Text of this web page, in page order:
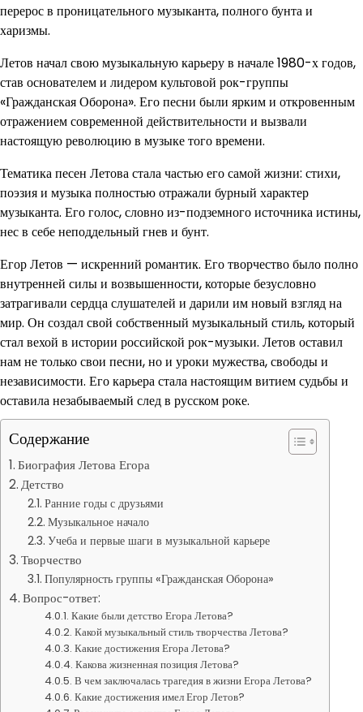
перерос в проницательного музыканта, полного бунта и
харизмы.
Летов начал свою музыкальную карьеру в начале 1980-х годов,
став основателем и лидером культовой рок-группы
«Гражданская Оборона». Его песни были ярким и откровенным
отражением современной действительности и вызвали
настоящую революцию в музыке того времени.
Тематика песен Летова стала частью его самой жизни: стихи,
поэзия и музыка полностью отражали бурный характер
музыканта. Его голос, словно из-подземного источника истины,
нес в себе неподдельный гнев и бунт.
Егор Летов — искренний романтик. Его творчество было полно
внутренней силы и возвышенности, которые безусловно
затрагивали сердца слушателей и дарили им новый взгляд на
мир. Он создал свой собственный музыкальный стиль, который
стал вехой в истории российской рок-музыки. Летов оставил
нам не только свои песни, но и уроки мужества, свободы и
независимости. Его карьера стала настоящим витием судьбы и
оставила незабываемый след в русском роке.
Содержание
Биография Летова Егора
Детство
Ранние годы с друзьями
Музыкальное начало
Учеба и первые шаги в музыкальной карьере
Творчество
Популярность группы «Гражданская Оборона»
Вопрос-ответ:
Какие были детство Егора Летова?
Какой музыкальный стиль творчества Летова?
Какие достижения Егора Летова?
Какова жизненная позиция Летова?
В чем заключалась трагедия в жизни Егора Летова?
Какие достижения имел Егор Летов?